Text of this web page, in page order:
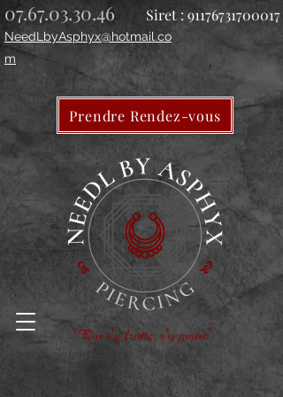
07.67.03.30.46 Siret :91176731700017
NeedLbyAsphyx@hotmail.co
m
Prendre Rendez-vous
"Qui s'y frotte, s'y pique"